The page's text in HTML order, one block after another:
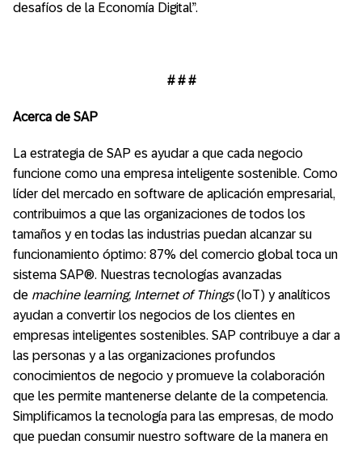
desafíos de la Economía Digital”.
# # #
Acerca de SAP
La estrategia de SAP es ayudar a que cada negocio
funcione como una empresa inteligente sostenible. Como
líder del mercado en software de aplicación empresarial,
contribuimos a que las organizaciones de todos los
tamaños y en todas las industrias puedan alcanzar su
funcionamiento óptimo: 87% del comercio global toca un
sistema SAP®. Nuestras tecnologías avanzadas
de machine learning, Internet of Things(IoT) y analíticos
ayudan a convertir los negocios de los clientes en
empresas inteligentes sostenibles. SAP contribuye a dar a
las personas y a las organizaciones profundos
conocimientos de negocio y promueve la colaboración
que les permite mantenerse delante de la competencia.
Simplificamos la tecnología para las empresas, de modo
que puedan consumir nuestro software de la manera en